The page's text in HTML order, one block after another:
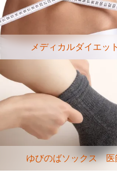
メディカルダイエ
ゆびのばソックス 医